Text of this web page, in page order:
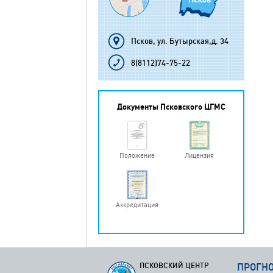
Псков, ул. Бутырская,д. 34
8(8112)74-75-22
Документы Псковского ЦГМС
Положение Лицензия
Аккредитация
ПСКОВСКИЙ ЦЕНТР